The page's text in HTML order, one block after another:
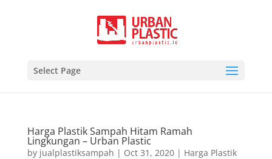
Select Page
Harga Plastik Sampah Hitam Ramah
Lingkungan – Urban Plastic
by jualplastiksampah | Oct 31, 2020| Harga Plastik